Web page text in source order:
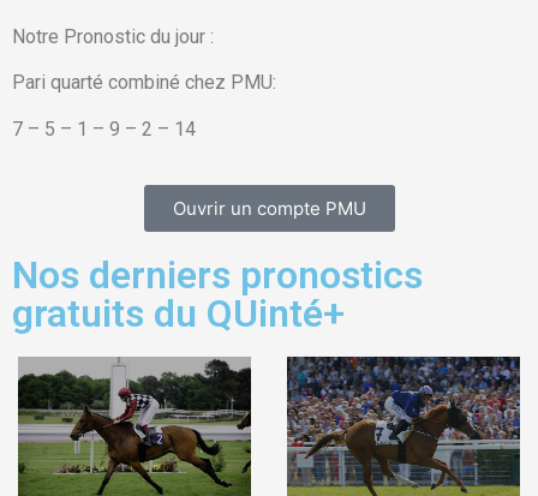
Notre Pronostic du jour :
Pari quarté combiné chez PMU:
7 – 5 – 1 – 9 – 2 – 14
Ouvrir un compte PMU
Nos derniers pronostics
gratuits du QUinté+